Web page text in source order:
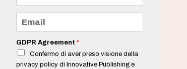
m
e
a
i
*
GDPR Agreement *
Confermo di aver preso visione della
privacy policy di Innovative Publishing e